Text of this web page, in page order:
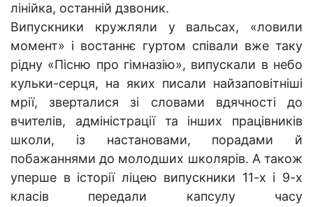
лінійка, останній дзвоник.
Випускники кружляли у вальсах, «ловили
момент» і востаннє гуртом співали вже таку
рідну «Пісню про гімназію», випускали в небо
кульки-серця, на яких писали найзаповітніші
мрії, зверталися зі словами вдячності до
вчителів, адміністрації та інших працівників
школи, із настановами, порадами й
побажаннями до молодших школярів. А також
уперше в історії ліцею випускники 11-х і 9-х
класів передали капсулу часу